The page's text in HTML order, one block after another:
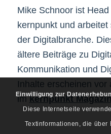
Mike Schnoor ist
kernpunkt und
der Digitalbranche.
ältere Beiträge zu
Kommunikation und
Inhalte erscheinen vor
imkernpunkt
Einwilligung zur
Diese Internetseite
Textinformationen, die über